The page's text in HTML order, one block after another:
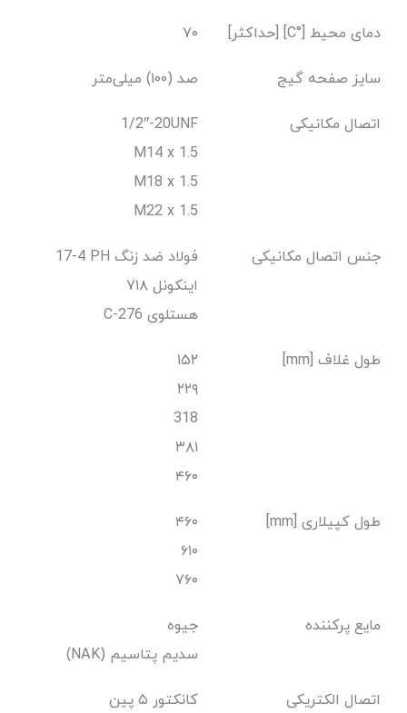
دمای محیط [°C] [حداکثر] ۷۰
سایز صفحه گیج صد (۱۰۰) میلی‌متر
اتصال مکانیکی
1/2″-20UNF
M14 x 1.5
M18 x 1.5
M22 x 1.5
جنس اتصال مکانیکی
17-4 PH فولاد ضد زنگ
اینکونل ۷۱۸
C-276 هستلوی
طول غلاف [mm]
۱۵۲
۲۲۹
318
۳۸۱
۴۶۰
طول کپیلاری [mm]
۴۶۰
۶۱۰
۷۶۰
مایع پرکننده
جیوه
(NAK) سدیم پتاسیم
اتصال الکتریکی کانکتور ۵ پین